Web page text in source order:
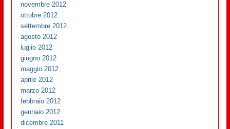
novembre 2012
ottobre 2012
settembre 2012
agosto 2012
luglio 2012
giugno 2012
maggio 2012
aprile 2012
marzo 2012
febbraio 2012
gennaio 2012
dicembre 2011